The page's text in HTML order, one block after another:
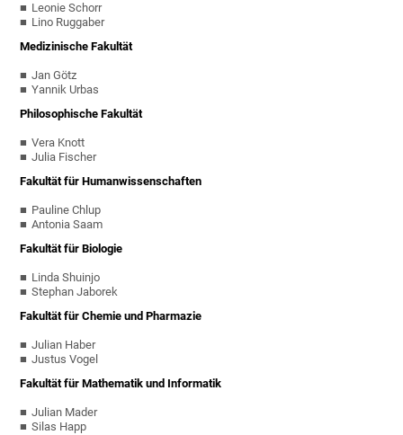
Leonie Schorr
Lino Ruggaber
Medizinische Fakultät
Jan Götz
Yannik Urbas
Philosophische Fakultät
Vera Knott
Julia Fischer
Fakultät für Humanwissenschaften
Pauline Chlup
Antonia Saam
Fakultät für Biologie
Linda Shuinjo
Stephan Jaborek
Fakultät für Chemie und Pharmazie
Julian Haber
Justus Vogel
Fakultät für Mathematik und Informatik
Julian Mader
Silas Happ